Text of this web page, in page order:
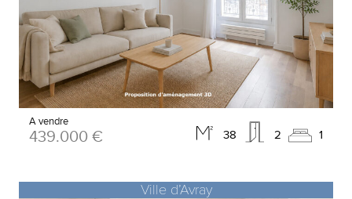
38 2 1
A vendre
439.000 €
Ville d’Avray